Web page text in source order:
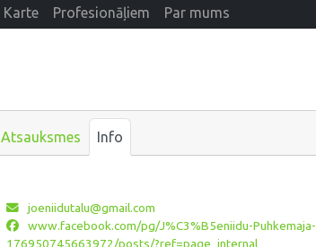
Karte Profesionāļiem Par mums
Atsauksmes Info
joeniidutalu@gmail.com
www.facebook.com/pg/J%C3%B5eniidu-Puhkemaja-
176950745663972/posts/?ref=page_internal